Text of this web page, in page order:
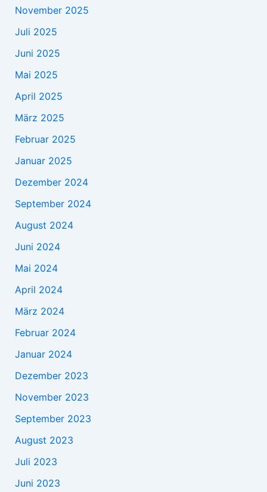
November 2025
Juli 2025
Juni 2025
Mai 2025
April 2025
März 2025
Februar 2025
Januar 2025
Dezember 2024
September 2024
August 2024
Juni 2024
Mai 2024
April 2024
März 2024
Februar 2024
Januar 2024
Dezember 2023
November 2023
September 2023
August 2023
Juli 2023
Juni 2023